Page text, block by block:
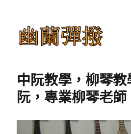
中阮教學，柳琴教
阮，專業柳琴老師